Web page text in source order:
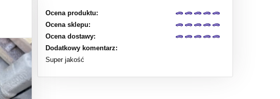
Ocena produktu:
Ocena sklepu:
Ocena dostawy:
Dodatkowy komentarz:
Super jakość